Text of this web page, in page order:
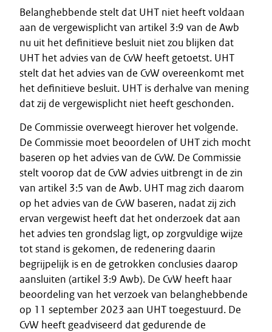
Belanghebbende stelt dat UHT niet heeft voldaan
aan de vergewisplicht van artikel 3:9 van de Awb
nu uit het definitieve besluit niet zou blijken dat
UHT het advies van de CvW heeft getoetst. UHT
stelt dat het advies van de CvW overeenkomt met
het definitieve besluit. UHT is derhalve van mening
dat zij de vergewisplicht niet heeft geschonden.
De Commissie overweegt hierover het volgende.
De Commissie moet beoordelen of UHT zich mocht
baseren op het advies van de CvW. De Commissie
stelt voorop dat de CvW advies uitbrengt in de zin
van artikel 3:5 van de Awb. UHT mag zich daarom
op het advies van de CvW baseren, nadat zij zich
ervan vergewist heeft dat het onderzoek dat aan
het advies ten grondslag ligt, op zorgvuldige wijze
tot stand is gekomen, de redenering daarin
begrijpelijk is en de getrokken conclusies daarop
aansluiten (artikel 3:9 Awb). De CvW heeft haar
beoordeling van het verzoek van belanghebbende
op 11 september 2023 aan UHT toegestuurd. De
CvW heeft geadviseerd dat gedurende de